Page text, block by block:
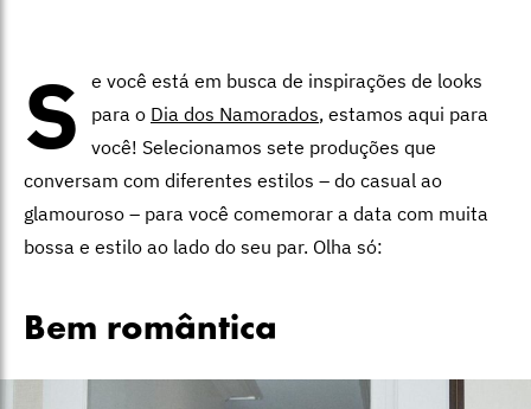
S
e você está em busca de inspirações de looks
para o Dia dos Namorados, estamos aqui para
você! Selecionamos sete produções que
conversam com diferentes estilos – do casual ao
glamouroso – para você comemorar a data com muita
bossa e estilo ao lado do seu par. Olha só:
Bem romântica